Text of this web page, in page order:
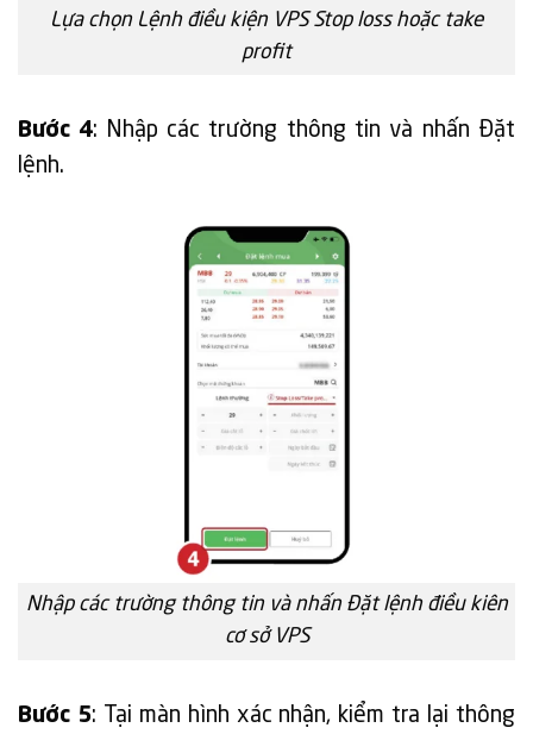
Lựa chọn Lệnh điều kiện VPS Stop loss hoặc take
profit
Bước 4: Nhập các trường thông tin và nhấn Đặt
lệnh.
Nhập các trường thông tin và nhấn Đặt lệnh điều kiên
cơ sở VPS
Bước 5: Tại màn hình xác nhận, kiểm tra lại thông